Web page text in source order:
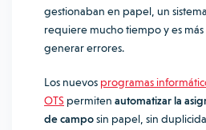
gestionaban en papel, un
requiere mucho tiempo y es
generar errores.
Los nuevos programas
OTS permiten automatizar la
de camposin papel, sin